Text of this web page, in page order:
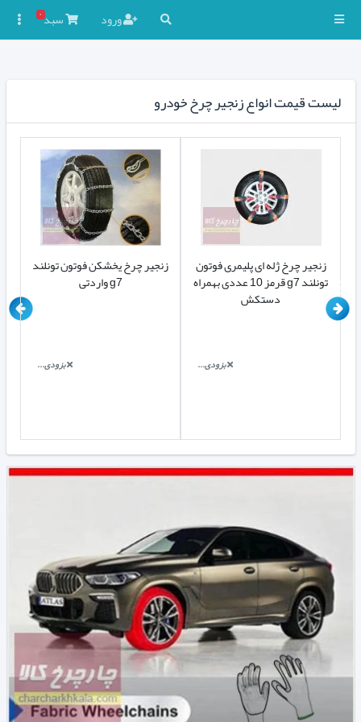
ورود سبد۰
لیست قیمت انواع زنجیر چرخ خودرو
زنجیر چرخ یخشکن فوتون تونلند
g7 واردتی
بزودی...
زنجیر چرخ ژله ای پلیمری فوتون
تونلند g7 قرمز 10 عددی بهمراه
دستکش
بزودی...